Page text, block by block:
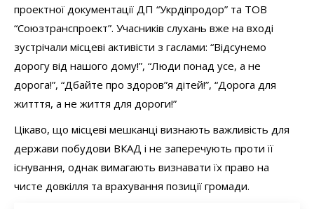
проектної документації ДП “Укрдіпродор” та ТОВ
“Союзтранспроект”. Учасників слухань вже на вході
зустрічали місцеві активісти з гаслами: “Відсунемо
дорогу від нашого дому!”, “Люди понад усе, а не
дорога!”, “Дбайте про здоров”я дітей!”, “Дорога для
житття, а не життя для дороги!”
Цікаво, що місцеві мешканці визнають важливість для
держави побудови ВКАД і не заперечують проти її
існування, однак вимагають визнавати їх право на
чисте довкілля та врахування позиції громади.